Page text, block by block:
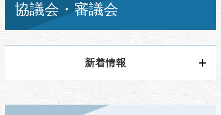
へ
協議会・審議会
新着情報